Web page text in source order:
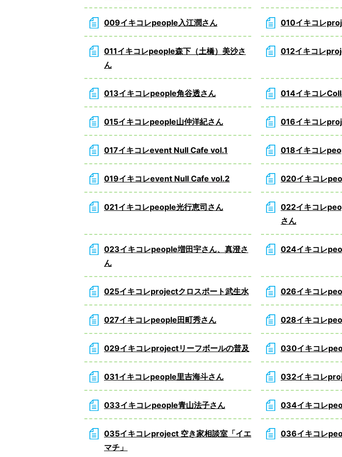
009イキコレpeople入江潤さん 010イキコレ
011イキコレpeople森下（土橋）美沙さ
ん
012イキコレ
013イキコレpeople角谷透さん 014イキコレ
015イキコレpeople山仲洋紀さん 016イキコレ
017イキコレevent Null Cafe vol.1 018イキコレ
019イキコレevent Null Cafe vol.2 020イキコレ
021イキコレpeople光行恵司さん
022イキコレ
さん
023イキコレpeople増田宇さん、真澄さ
ん
024イキコレ
025イキコレprojectクロスポート武生水 026イキコレ
027イキコレpeople田町秀さん 028イキコレ
029イキコレprojectリーフボールの普及 030イキコレ
031イキコレpeople里吉海斗さん 032イキコレ
033イキコレpeople青山法子さん 034イキコレ
035イキコレproject 空き家相談室「イエ
マチ」
036イキコレ